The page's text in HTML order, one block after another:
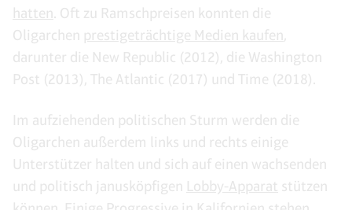
hatten . Oft zu Ramschpreisen konnten die
Oligarchen prestigeträchtige Medien kaufen,
darunter die New Republic (2012), die Washington
Post (2013), The Atlantic (2017) und Time (2018).
Im aufziehenden politischen Sturm werden die
Oligarchen außerdem links und rechts einige
Unterstützer halten und sich auf einen wachsenden
und politisch janusköpfigen Lobby-Apparat stützen